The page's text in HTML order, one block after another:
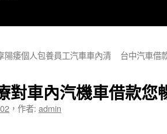
陽痿個人包養員工汽車車內清
台中汽車借
對車內汽機車借款您
， 作者: admin